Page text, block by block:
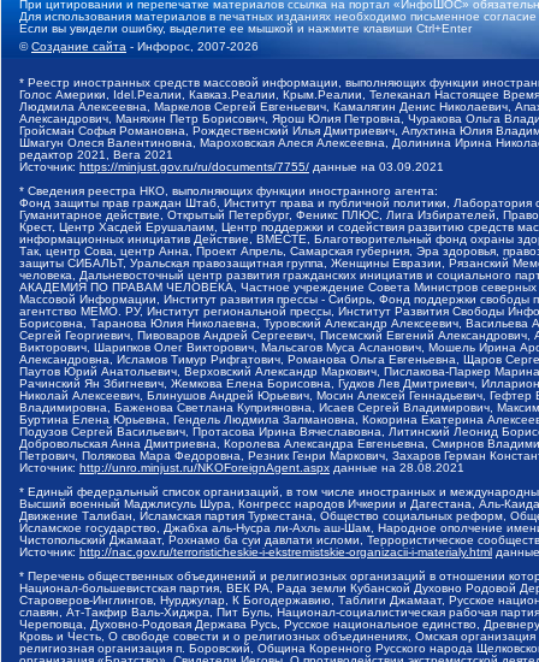
При цитировании и перепечатке материалов ссылка на портал «ИнфоШОС»
Для использования материалов в печатных изданиях необходимо письменное
Если вы увидели ошибку, выделите ее мышкой и нажмите клавиши Ctrl+Enter
©Создание сайта - Инфорос, 2007-2026
* Реестр иностранных средств массовой информации, выполняющих функции
Голос Америки, Idel.Реалии, Кавказ.Реалии, Крым.Реалии, Телеканал Настоящее
Людмила Алексеевна, Маркелов Сергей Евгеньевич, Камалягин Денис Николаевич,
Александрович, Маняхин Петр Борисович, Ярош Юлия Петровна, Чуракова Ольга
Гройсман Софья Романовна, Рождественский Илья Дмитриевич, Апухтина Юлия
Шмагун Олеся Валентиновна, Мароховская Алеся Алексеевна, Долинина Ирина
редактор 2021, Вега 2021
Источник: https://minjust.gov.ru/ru/documents/7755/ данные на 03.09.2021
* Сведения реестра НКО, выполняющих функции иностранного агента:
Фонд защиты прав граждан Штаб, Институт права и публичной политики,
Гуманитарное действие, Открытый Петербург, Феникс ПЛЮС, Лига Избирателей,
Крест, Центр Хасдей Ерушалаим, Центр поддержки и содействия развитию средств
информационных инициатив Действие, ВМЕСТЕ, Благотворительный фонд охраны
Так, центр Сова, центр Анна, Проект Апрель, Самарская губерния, Эра здоровья,
защиты СИБАЛЬТ, Уральская правозащитная группа, Женщины Евразии, Рязанский
человека, Дальневосточный центр развития гражданских инициатив и социального
АКАДЕМИЯ ПО ПРАВАМ ЧЕЛОВЕКА, Частное учреждение Совета Министров северных
Массовой Информации, Институт развития прессы - Сибирь, Фонд поддержки
агентство МЕМО. РУ, Институт региональной прессы, Институт Развития Свободы
Борисовна, Таранова Юлия Николаевна, Туровский Александр Алексеевич,
Сергей Георгиевич, Пивоваров Андрей Сергеевич, Писемский Евгений
Викторович, Шарипков Олег Викторович, Мальсагов Муса Асланович, Мошель Ирина
Александровна, Исламов Тимур Рифгатович, Романова Ольга Евгеньевна, Щаров
Паутов Юрий Анатольевич, Верховский Александр Маркович, Пислакова-Паркер
Рачинский Ян Збигневич, Жемкова Елена Борисовна, Гудков Лев Дмитриевич,
Николай Алексеевич, Блинушов Андрей Юрьевич, Мосин Алексей Геннадьевич,
Владимировна, Баженова Светлана Куприяновна, Исаев Сергей Владимирович,
Буртина Елена Юрьевна, Гендель Людмила Залмановна, Кокорина Екатерина
Подузов Сергей Васильевич, Протасова Ирина Вячеславовна, Литинский Леонид
Добровольская Анна Дмитриевна, Королева Александра Евгеньевна, Смирнов
Петрович, Полякова Мара Федоровна, Резник Генри Маркович, Захаров Герман
Источник: http://unro.minjust.ru/NKOForeignAgent.aspx данные на 28.08.2021
* Единый федеральный список организаций, в том числе иностранных и
Высший военный Маджлисуль Шура, Конгресс народов Ичкерии и Дагестана, Аль-
Движение Талибан, Исламская партия Туркестана, Общество социальных реформ,
Исламское государство, Джабха аль-Нусра ли-Ахль аш-Шам, Народное ополчение
Чистопольский Джамаат, Рохнамо ба суи давлати исломи, Террористическое
Источник: http://nac.gov.ru/terroristicheskie-i-ekstremistskie-organizacii-i-materialy.html
* Перечень общественных объединений и религиозных организаций в отношении
Национал-большевистская партия, ВЕК РА, Рада земли Кубанской Духовно Родовой
Староверов-Инглингов, Нурджулар, К Богодержавию, Таблиги Джамаат, Русское
славян, Ат-Такфир Валь-Хиджра, Пит Буль, Национал-социалистическая рабочая
Череповца, Духовно-Родовая Держава Русь, Русское национальное единство,
Кровь и Честь, О свободе совести и о религиозных объединениях, Омская
религиозная организация п. Боровский, Община Коренного Русского народа